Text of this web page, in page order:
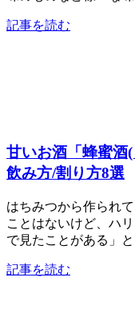
記事を読む
甘いお酒「蜂蜜酒
飲み方/割り方8選
はちみつから作られ
ことはないけど、ハ
で見たことがある」と
記事を読む